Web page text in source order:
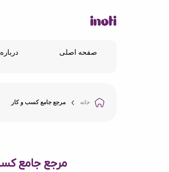
صفحه اصلی
خانه مرجع جامع کسب و کار
مرجع جامع